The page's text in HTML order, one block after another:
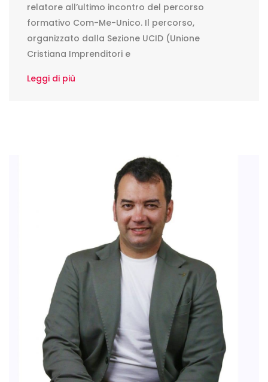
relatore all’ultimo incontro del percorso
formativo Com-Me-Unico. Il percorso,
organizzato dalla Sezione UCID (Unione
Cristiana Imprenditori e
Leggi di più